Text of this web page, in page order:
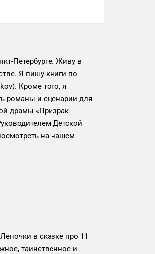
Петербурге. Живу в
Я пишу книги по
Кроме того, я
романы и сценарии для
драмы «Призрак
Детской
на нашем
в сказке про 11
таинственное и